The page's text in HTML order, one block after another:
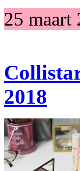
25 maart
2018